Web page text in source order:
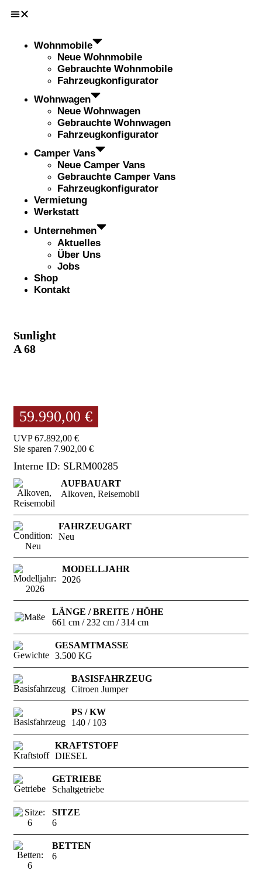
Wohnmobile
Neue Wohnmobile
Gebrauchte Wohnmobile
Fahrzeugkonfigurator
Wohnwagen
Neue Wohnwagen
Gebrauchte Wohnwagen
Fahrzeugkonfigurator
Camper Vans
Neue Camper Vans
Gebrauchte Camper Vans
Fahrzeugkonfigurator
Vermietung
Werkstatt
Unternehmen
Aktuelles
Über Uns
Jobs
Shop
Kontakt
Sunlight
A 68
59.990,00 €
UVP 67.892,00 €
Sie sparen 7.902,00 €
Interne ID: SLRM00285
AUFBAUART
Alkoven, Reisemobil
FAHRZEUGART
Neu
MODELLJAHR
2026
LÄNGE / BREITE / HÖHE
661 cm / 232 cm / 314 cm
GESAMTMASSE
3.500 KG
BASISFAHRZEUG
Citroen Jumper
PS / KW
140 / 103
KRAFTSTOFF
DIESEL
GETRIEBE
Schaltgetriebe
SITZE
6
BETTEN
6